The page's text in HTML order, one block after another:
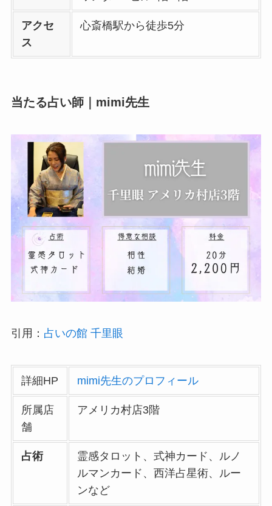
アクセ
ス
心斎橋駅から徒歩5分
当たる占い師｜mimi先生
引用： 占いの館 千里眼
詳細HP mimi先生のプロフィール
所属店
舗
アメリカ村店3階
占術
霊感タロット、式神カード、ルノ
ルマンカード、西洋占星術、ルー
ンなど